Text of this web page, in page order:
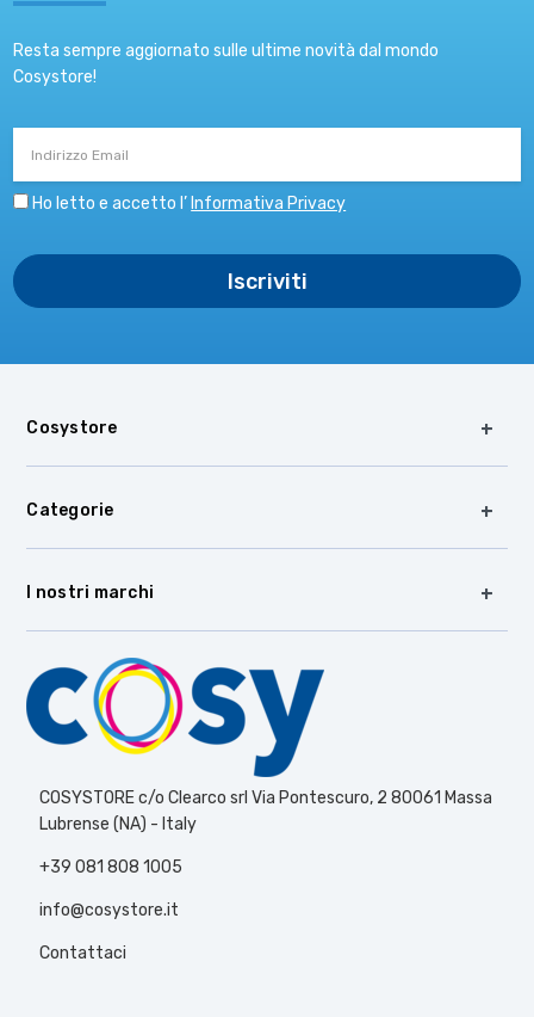
Resta sempre aggiornato sulle ultime novità dal mondo
Cosystore!
Ho letto e accetto l’ Informativa Privacy
Cosystore
Categorie
I nostri marchi
COSYSTORE c/o Clearco srl Via Pontescuro, 2 80061 Massa
Lubrense (NA) - Italy
+39 081 808 1005
info@cosystore.it
Contattaci